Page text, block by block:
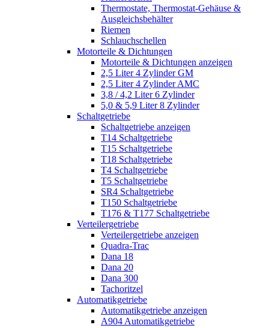
Thermostate, Thermostat-Gehäuse &
Ausgleichsbehälter
Riemen
Schlauchschellen
Motorteile & Dichtungen
Motorteile & Dichtungen anzeigen
2,5 Liter 4 Zylinder GM
2,5 Liter 4 Zylinder AMC
3,8 / 4,2 Liter 6 Zylinder
5,0 & 5,9 Liter 8 Zylinder
Schaltgetriebe
Schaltgetriebe anzeigen
T14 Schaltgetriebe
T15 Schaltgetriebe
T18 Schaltgetriebe
T4 Schaltgetriebe
T5 Schaltgetriebe
SR4 Schaltgetriebe
T150 Schaltgetriebe
T176 & T177 Schaltgetriebe
Verteilergetriebe
Verteilergetriebe anzeigen
Quadra-Trac
Dana 18
Dana 20
Dana 300
Tachoritzel
Automatikgetriebe
Automatikgetriebe anzeigen
A904 Automatikgetriebe